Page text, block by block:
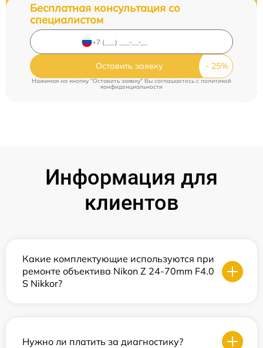
Бесплатная консультация со
специалистом
Оставить заявку
Нажимая на кнопку "Оставить заявку" Вы соглашаетесь cполитикой
конфиденциальности
Информация для
клиентов
Какие комплектующие используются при
ремонте объектива Nikon Z 24-70mm F4.0
S Nikkor?
Нужно ли платить за диагностику?